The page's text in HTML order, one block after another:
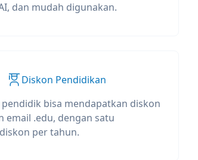
dan mudah digunakan.
Diskon Pendidikan
pendidik bisa mendapatkan diskon
email .edu, dengan satu
per tahun.